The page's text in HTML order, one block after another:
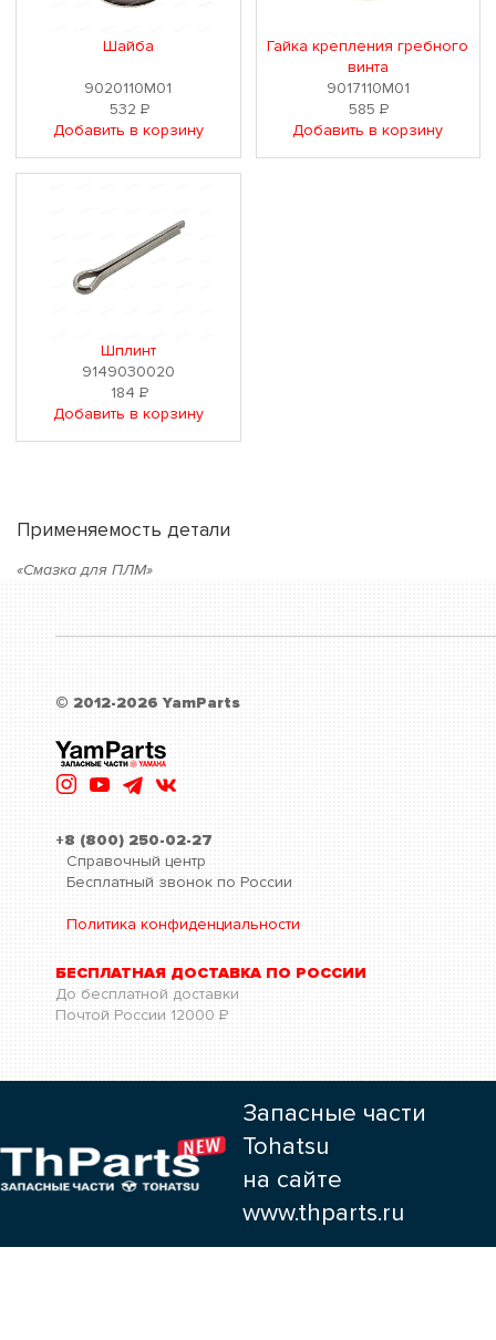
Шайба
9020110M01
532 Р
Добавить в корзину
Гайка крепления гребного
винта
9017110M01
585Р
Добавить в корзину
Шплинт
9149030020
184 Р
Добавить в корзину
Применяемость детали
«Смазка для ПЛМ»
© 2012-2026 YamParts
+8 (800) 250-02-27
Справочный центр
Бесплатный звонок по России
Политика конфиденциальности
БЕСПЛАТНАЯ ДОСТАВКА ПО РОССИИ
До бесплатной доставки
Почтой России 12000 Р
Запасные части
Tohatsu
на сайте
www.thparts.ru